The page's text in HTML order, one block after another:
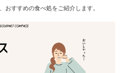
おすすめの食べ処をご紹介します。